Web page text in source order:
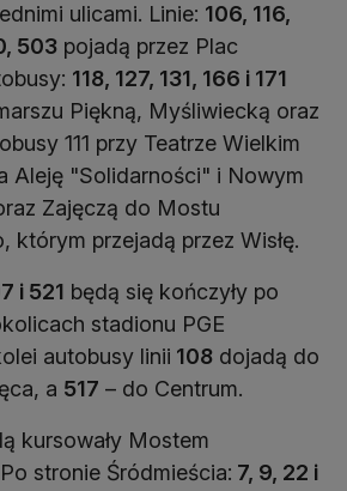
ulicami. Linie: 106, 116,
503 pojadą przez Plac
118, 127, 131, 166 i 171
Piękną, Myśliwiecką oraz
111 przy Teatrze Wielkim
Aleję "Solidarności" i Nowym
Zajęczą do Mostu
którym przejadą przez Wisłę.
i 521 będą się kończyły po
stadionu PGE
autobusy linii 108 dojadą do
a 517 – do Centrum.
kursowały Mostem
stronie Śródmieścia: 7, 9, 22 i